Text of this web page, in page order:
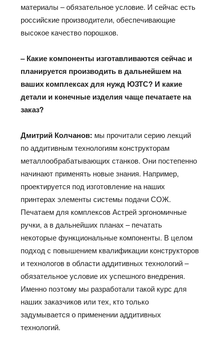
материалы – обязательное условие. И сейчас есть
российские производители, обеспечивающие
высокое качество порошков.
– Какие компоненты изготавливаются сейчас и
планируется производить в дальнейшем на
ваших комплексах для нужд ЮЗТС? И какие
детали и конечные изделия чаще печатаете на
заказ?
Дмитрий Колчанов: мы прочитали серию лекций
по аддитивным технологиям конструкторам
металлообрабатывающих станков. Они постепенно
начинают применять новые знания. Например,
проектируется под изготовление на наших
принтерах элементы системы подачи СОЖ.
Печатаем для комплексов Астрей эргономичные
ручки, а в дальнейших планах – печатать
некоторые функциональные компоненты. В целом
подход с повышением квалификации конструкторов
и технологов в области аддитивных технологий –
обязательное условие их успешного внедрения.
Именно поэтому мы разработали такой курс для
наших заказчиков или тех, кто только
задумывается о применении аддитивных
технологий.